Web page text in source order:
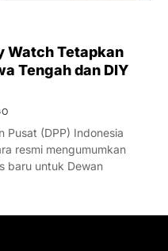
Watch Tetapkan
Tengah dan DIY
Pusat (DPP) Indonesia
resmi mengumumkan
baru untuk Dewan